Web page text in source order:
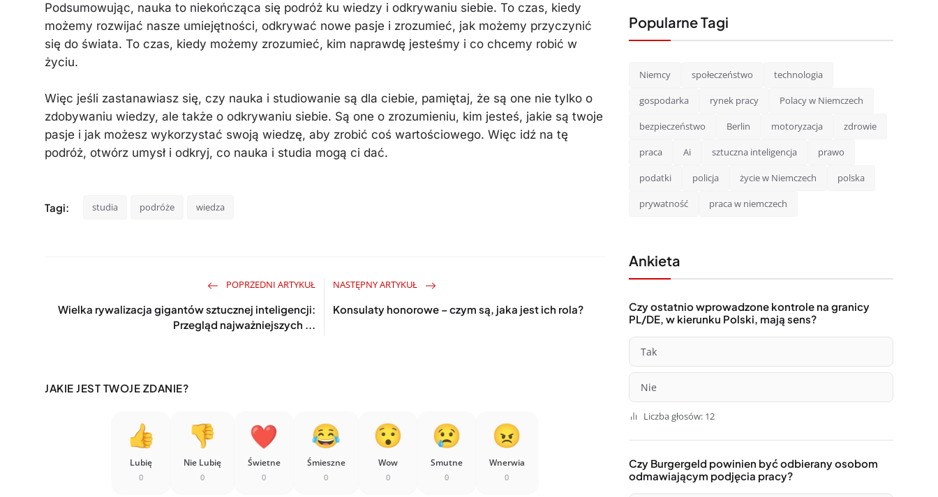
Podsumowując, nauka to niekończąca się podróż ku wiedzy i odkrywaniu siebie. To czas, kiedy
możemy rozwijać nasze umiejętności, odkrywać nowe pasje i zrozumieć, jak możemy przyczynić
się do świata. To czas, kiedy możemy zrozumieć, kim naprawdę jesteśmy i co chcemy robić w
życiu.
Więc jeśli zastanawiasz się, czy nauka i studiowanie są dla ciebie, pamiętaj, że są one nie tylko o
zdobywaniu wiedzy, ale także o odkrywaniu siebie. Są one o zrozumieniu, kim jesteś, jakie są twoje
pasje i jak możesz wykorzystać swoją wiedzę, aby zrobić coś wartościowego. Więc idź na tę
podróż, otwórz umysł i odkryj, co nauka i studia mogą ci dać.
Tagi: studia podróże wiedza
POPRZEDNI ARTYKUŁ
Wielka rywalizacja gigantów sztucznej inteligencji:
Przegląd najważniejszych ...
NASTĘPNY ARTYKUŁ
Konsulaty honorowe – czym są, jaka jest ich rola?
JAKIE JEST TWOJE ZDANIE?
Lubię
0
Nie Lubię
0
Świetne
0
Śmieszne
0
Wow
0
Smutne
0
Wnerwia
0
Popularne Tagi
Niemcy społeczeństwo technologia
gospodarka rynek pracy Polacy w Niemczech
bezpieczeństwo Berlin motoryzacja zdrowie
praca Ai sztuczna inteligencja prawo
podatki policja życie w Niemczech polska
prywatność praca w niemczech
Ankieta
Czy ostatnio wprowadzone kontrole na granicy
PL/DE, w kierunku Polski, mają sens?
Tak
Nie
Liczba głosów: 12
Czy Burgergeld powinien być odbierany osobom
odmawiającym podjęcia pracy?